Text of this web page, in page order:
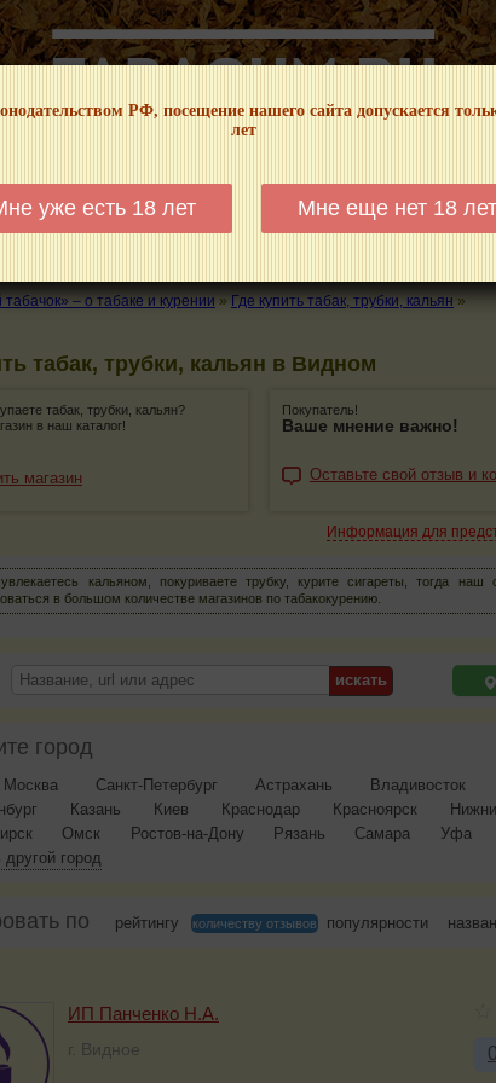
РФ, посещение нашего сайта допускается
лет
уже есть 18 лет Мне еще нет 18 лет
МЫ НЕ ЗАНИМАЕМСЯ ПРОДАЖЕЙ И РЕКЛАМОЙ
ТРУБКИ ГДЕ КУПИТЬ ГДЕ ПОКУРИТЬ КУРЕНИЕ И
– о табаке и курении » Где купить табак, трубки, кальян »
табак, трубки, кальян в Видном
табак, трубки, кальян?
в наш каталог!
магазин
Покупатель!
Ваше мнение важно!
Оставьте свой отзыв и
Информация для
кальяном, покуриваете трубку, курите сигареты, тогда наш
в большом количестве магазинов по табакокурению.
город
Москва Санкт-Петербург Астрахань Владивосток
Казань Киев Краснодар Красноярск
Омск Ростов-на-Дону Рязань Самара Уфа
город
по рейтингу количеству отзывов популярности
ИП Панченко Н.А.
г. Видное